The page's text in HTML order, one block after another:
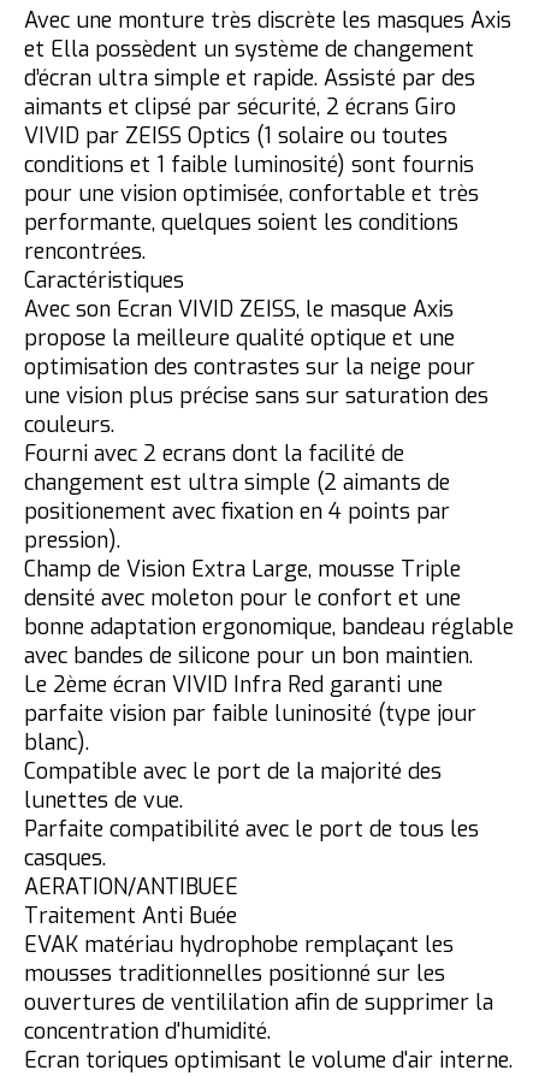
Avec une monture très discrète les masques Axis
et Ella possèdent un système de changement
d’écran ultra simple et rapide. Assisté par des
aimants et clipsé par sécurité, 2 écrans Giro
VIVID par ZEISS Optics (1 solaire ou toutes
conditions et 1 faible luminosité) sont fournis
pour une vision optimisée, confortable et très
performante, quelques soient les conditions
rencontrées.
Caractéristiques
Avec son Ecran VIVID ZEISS, le masque Axis
propose la meilleure qualité optique et une
optimisation des contrastes sur la neige pour
une vision plus précise sans sur saturation des
couleurs.
Fourni avec 2 ecrans dont la facilité de
changement est ultra simple (2 aimants de
positionement avec fixation en 4 points par
pression).
Champ de Vision Extra Large, mousse Triple
densité avec moleton pour le confort et une
bonne adaptation ergonomique, bandeau réglable
avec bandes de silicone pour un bon maintien.
Le 2ème écran VIVID Infra Red garanti une
parfaite vision par faible luninosité (type jour
blanc).
Compatible avec le port de la majorité des
lunettes de vue.
Parfaite compatibilité avec le port de tous les
casques.
AERATION/ANTIBUEE
Traitement Anti Buée
EVAK matériau hydrophobe remplaçant les
mousses traditionnelles positionné sur les
ouvertures de ventililation afin de supprimer la
concentration d'humidité.
Ecran toriques optimisant le volume d'air interne.